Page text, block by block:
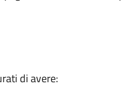
di avere: